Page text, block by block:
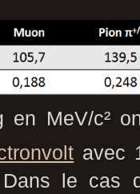
en MeV/c²
avec
le cas